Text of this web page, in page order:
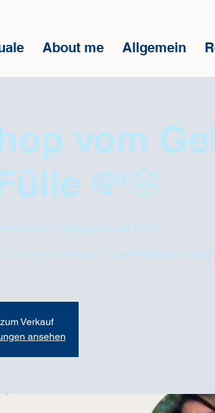
About me Allgemein
vom
💸🌸
Vom Mangel in die Fülle
Du in Deine finanzielle Unabhängigkeit
Verkauf
ansehen